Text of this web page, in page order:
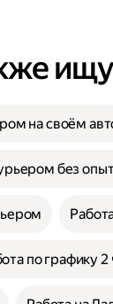
на своём
без
по графику 2